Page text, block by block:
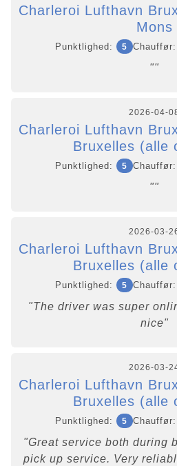
Charleroi Lufthavn
Mons
Punktlighed: 5 Chauffør:
""
2026-04-
Charleroi Lufthavn
Bruxelles (alle
Punktlighed: 5 Chauffør:
""
2026-03-
Charleroi Lufthavn
Bruxelles (alle
Punktlighed: 5 Chauffør:
"The driver was super
nice"
2026-03-
Charleroi Lufthavn
Bruxelles (alle
Punktlighed: 5 Chauffør:
"Great service both during
pick up service. Very